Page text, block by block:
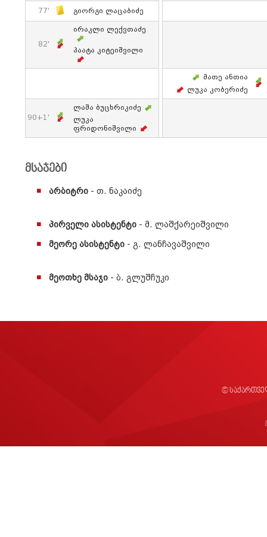
77' Გიორგი Ლაცაბიძე
82'
Ირაკლი Ლექვთაძე
Პაატა Კიტეიშვილი
Მათე Ანთია
Ლუკა Კობერიძე
90+1'
Ლაშა Ბუცხრიკიძე
Ლუკა
Ფრიდონიშვილი
მსაჯები
არბიტრი - თ. ნაკაიძე
პირველი ასისტენტი - მ. ლაშქარეიშვილი
მეორე ასისტენტი - გ. ლანჩავაშვილი
მეოთხე მსაჯი - ბ. გლუშჩუკი
©